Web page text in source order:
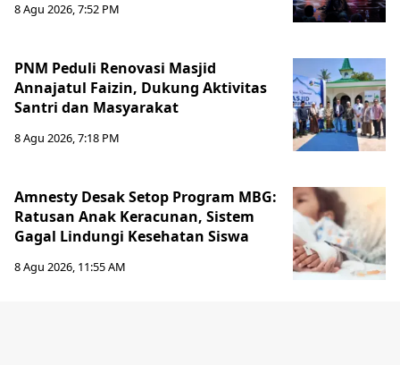
8 Agu 2026, 7:52 PM
PNM Peduli Renovasi Masjid
Annajatul Faizin, Dukung Aktivitas
Santri dan Masyarakat
8 Agu 2026, 7:18 PM
Amnesty Desak Setop Program MBG:
Ratusan Anak Keracunan, Sistem
Gagal Lindungi Kesehatan Siswa
8 Agu 2026, 11:55 AM